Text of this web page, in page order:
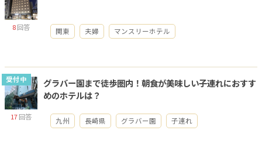
8回答 関東 夫婦 マンスリーホテル
受付中
17回答
グラバー園まで徒歩圏内！朝食が美味しい子連れにおすす
めのホテルは？
九州 長崎県 グラバー園 子連れ